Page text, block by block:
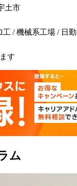
土市
工 / 機械系工場 / 日勤
す
ム